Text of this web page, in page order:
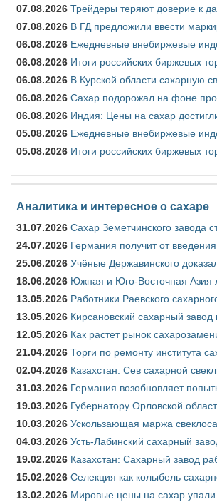
07.08.2026 Трейдеры теряют доверие к
07.08.2026 В ГД предложили ввести
06.08.2026 Ежедневные внебиржевые
06.08.2026 Итоги российских биржевых
06.08.2026 В Курской области сахарную
06.08.2026 Сахар подорожал на фоне
06.08.2026 Индия: Цены на сахар
05.08.2026 Ежедневные внебиржевые
05.08.2026 Итоги российских биржевых
Аналитика и интересное о сахаре
31.07.2026 Сахар Земетчинского завода
24.07.2026 Германия получит от
25.06.2026 Учёные Державинского
18.06.2026 Южная и Юго-Восточная Азия
13.05.2026 Работники Раевского
13.05.2026 Кирсановский сахарный завод
12.05.2026 Как растет рынок
21.04.2026 Торги по ремонту института
02.04.2026 Казахстан: Сев сахарной
31.03.2026 Германия возобновляет
19.03.2026 Губернатору Орловской
10.03.2026 Ускользающая маржа
04.03.2026 Усть-Лабинский сахарный
19.02.2026 Казахстан: Сахарный завод
15.02.2026 Селекция как колыбель
13.02.2026 Мировые цены на сахар упали